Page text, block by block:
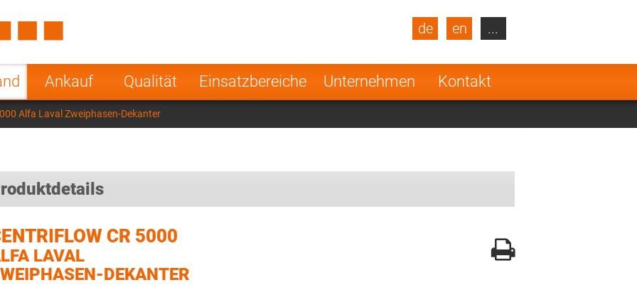
Ankauf Qualität Einsatzbereiche Unternehmen Kontakt
de en
Turkey
Poland Norway
Netherlands
India
...
Alfa Laval Zweiphasen-Dekanter
CR 5000
LAVAL
DEKANTER